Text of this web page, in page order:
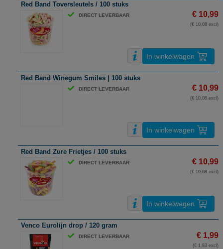
Red Band Toversleutels / 100 stuks
DIRECT LEVERBAAR € 10,99
(€ 10,08 excl)
In winkelwagen
Red Band Winegum Smiles | 100 stuks
DIRECT LEVERBAAR € 10,99
(€ 10,08 excl)
In winkelwagen
Red Band Zure Frietjes / 100 stuks
DIRECT LEVERBAAR € 10,99
(€ 10,08 excl)
In winkelwagen
Venco Eurolijn drop / 120 gram
DIRECT LEVERBAAR € 1,99
(€ 1,83 excl)